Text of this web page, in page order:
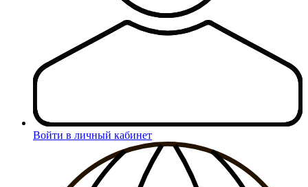
Войти в личный кабинет